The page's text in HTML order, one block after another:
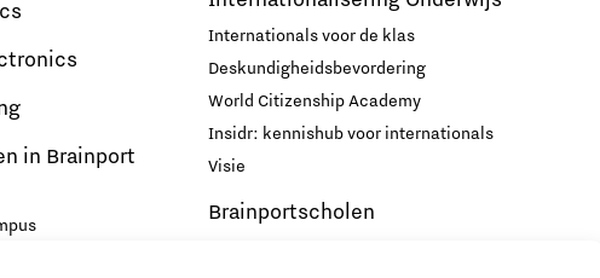
in Brainport
Internationals voor de klas
Deskundigheidsbevordering
World Citizenship Academy
Insidr: kennishub voor internationals
Visie
Brainportscholen